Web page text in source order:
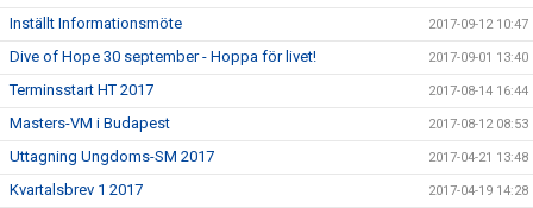
Inställt Informationsmöte 2017-09-12 10:47
Dive of Hope 30 september - Hoppa för livet! 2017-09-01 13:40
Terminsstart HT 2017 2017-08-14 16:44
Masters-VM i Budapest 2017-08-12 08:53
Uttagning Ungdoms-SM 2017 2017-04-21 13:48
Kvartalsbrev 1 2017 2017-04-19 14:28